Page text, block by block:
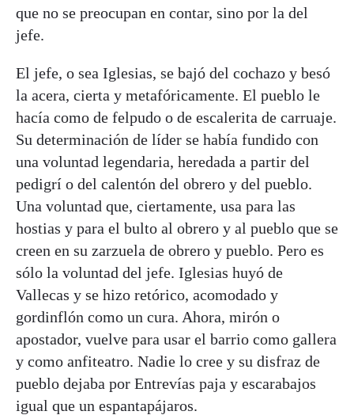
que no se preocupan en contar, sino por la del
jefe.
El jefe, o sea Iglesias, se bajó del cochazo y besó
la acera, cierta y metafóricamente. El pueblo le
hacía como de felpudo o de escalerita de carruaje.
Su determinación de líder se había fundido con
una voluntad legendaria, heredada a partir del
pedigrí o del calentón del obrero y del pueblo.
Una voluntad que, ciertamente, usa para las
hostias y para el bulto al obrero y al pueblo que se
creen en su zarzuela de obrero y pueblo. Pero es
sólo la voluntad del jefe. Iglesias huyó de
Vallecas y se hizo retórico, acomodado y
gordinflón como un cura. Ahora, mirón o
apostador, vuelve para usar el barrio como gallera
y como anfiteatro. Nadie lo cree y su disfraz de
pueblo dejaba por Entrevías paja y escarabajos
igual que un espantapájaros.